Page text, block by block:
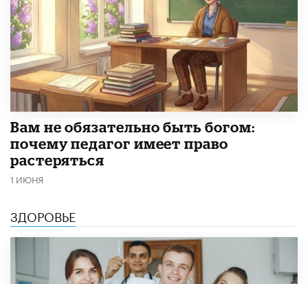
​Вам не обязательно быть богом:
почему педагог имеет право
растеряться
1 ИЮНЯ
ЗДОРОВЬЕ